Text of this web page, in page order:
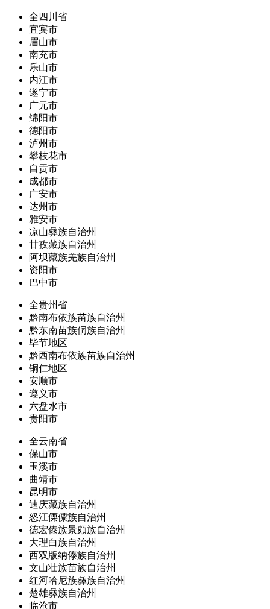
全四川省
宜宾市
眉山市
南充市
乐山市
内江市
遂宁市
广元市
绵阳市
德阳市
泸州市
攀枝花市
自贡市
成都市
广安市
达州市
雅安市
凉山彝族自治州
甘孜藏族自治州
阿坝藏族羌族自治州
资阳市
巴中市
全贵州省
黔南布依族苗族自治州
黔东南苗族侗族自治州
毕节地区
黔西南布依族苗族自治州
铜仁地区
安顺市
遵义市
六盘水市
贵阳市
全云南省
保山市
玉溪市
曲靖市
昆明市
迪庆藏族自治州
怒江傈僳族自治州
德宏傣族景颇族自治州
大理白族自治州
西双版纳傣族自治州
文山壮族苗族自治州
红河哈尼族彝族自治州
楚雄彝族自治州
临沧市